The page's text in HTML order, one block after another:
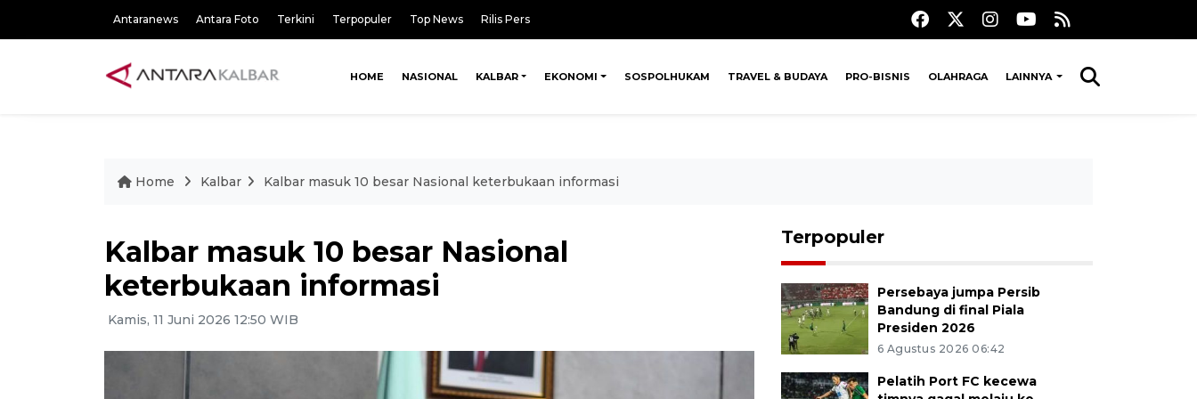
Antaranews Antara Foto Terkini Terpopuler Top News Rilis Pers
HOME NASIONAL KALBAR EKONOMI SOSPOLHUKAM TRAVEL & BUDAYA PRO-BISNIS OLAHRAGA LAINNYA
Home Kalbar Kalbar masuk 10 besar Nasional keterbukaan informasi
Kalbar masuk 10 besar Nasional
keterbukaan informasi
Kamis, 11 Juni 2026 12:50 WIB
Terpopuler
Persebaya jumpa Persib
Bandung di final Piala
Presiden 2026
6 Agustus 2026 06:42
Pelatih Port FC kecewa